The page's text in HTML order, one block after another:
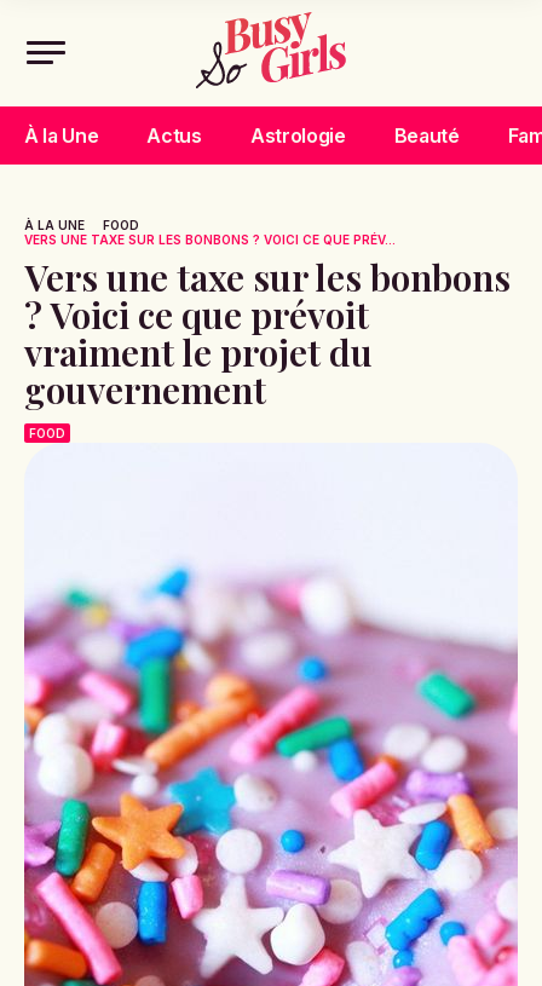
À la Une Actus Astrologie Beauté
À LA UNE
FOOD
VERS UNE TAXE SUR LES BONBONS ? VOICI CE QUE PRÉV...
Vers une taxe sur les bonbons
? Voici ce que prévoit
vraiment le projet du
gouvernement
FOOD